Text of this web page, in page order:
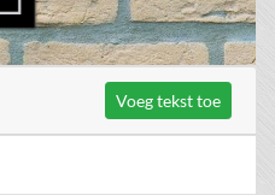
Voeg tekst toe